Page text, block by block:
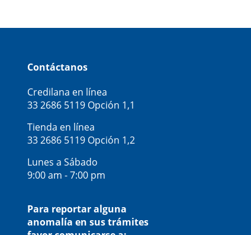
Contáctanos
Credilana en línea
33 2686 5119 Opción 1,1
Tienda en línea
33 2686 5119 Opción 1,2
Lunes a Sábado
9:00 am - 7:00 pm
Para reportar alguna
anomalía en sus trámites